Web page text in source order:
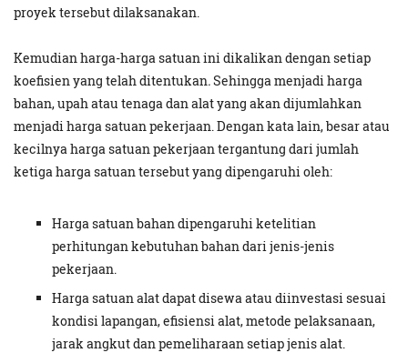
proyek tersebut dilaksanakan.
Kemudian harga-harga satuan ini dikalikan dengan setiap
koefisien yang telah ditentukan.Sehingga menjadi harga
bahan, upah atau tenaga dan alat yang akan dijumlahkan
menjadi harga satuan pekerjaan. Dengan kata lain, besar atau
kecilnya harga satuan pekerjaan tergantung dari jumlah
ketiga harga satuan tersebut yang dipengaruhi oleh:
Harga satuan bahan dipengaruhi ketelitian
perhitungan kebutuhan bahan dari jenis-jenis
pekerjaan.
Harga satuan alat dapat disewa atau diinvestasi sesuai
kondisi lapangan, efisiensi alat, metode pelaksanaan,
jarak angkut dan pemeliharaan setiap jenis alat.